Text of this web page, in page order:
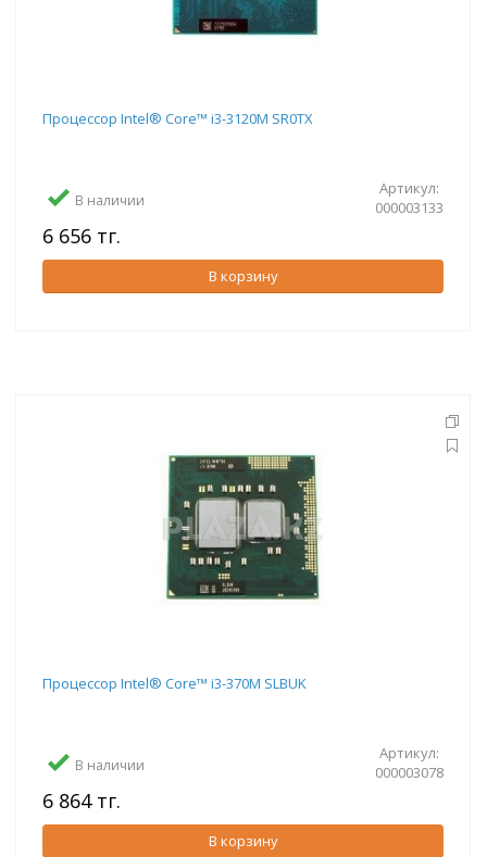
Процессор Intel® Core™ i3-3120M SR0TX
В наличии
Артикул:
000003133
6 656 тг.
В корзину
Процессор Intel® Core™ i3-370M SLBUK
В наличии
Артикул:
000003078
6 864 тг.
В корзину